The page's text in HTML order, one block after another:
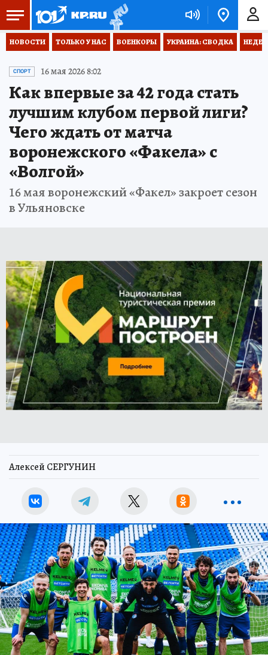
НОВОСТИ ТОЛЬКО У НАС ВОЕНКОРЫ УКРАИНА: СВОДКА
СПОРТ 16 мая 2026 8:02
Как впервые за 42 года стать
лучшим клубом первой лиги?
Чего ждать от матча
воронежского «Факела» с
«Волгой»
16 мая воронежский «Факел» закроет сезон
в Ульяновске
Алексей СЕРГУНИН